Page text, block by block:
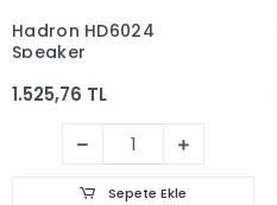
Hadron HD6024
Speaker
1.525,76 TL
Sepete Ekle